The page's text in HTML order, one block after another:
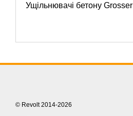
Ущільнювачі бетону Grosser
© Revolt 2014-2026